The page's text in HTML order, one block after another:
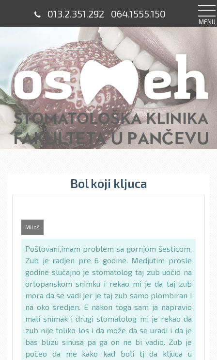
013.2.351.292 064.1555.150
MENU
Bol koji kljuca
Miloš
Poštovani,imam problem sa gornjom šesticom.
Zub je radjen pre 6 godine. Medjutim prosle
godine slučajno je stomatolog taj zub uočio na
ortopanskom snimku i rekao mi je da taj zub
mora da se vadi jer je taj zub samo plombiran i
na oko sredjen. E nakon toga sam ja napravio
mali snimak i drugi stomatolog mi je rekao da
zub nije toliko los i da može da se uradi i da je
bas blizu sinusa pa ga on ne bi vadio. Zub je
počeo da me kako kad boli tj da kljuca u